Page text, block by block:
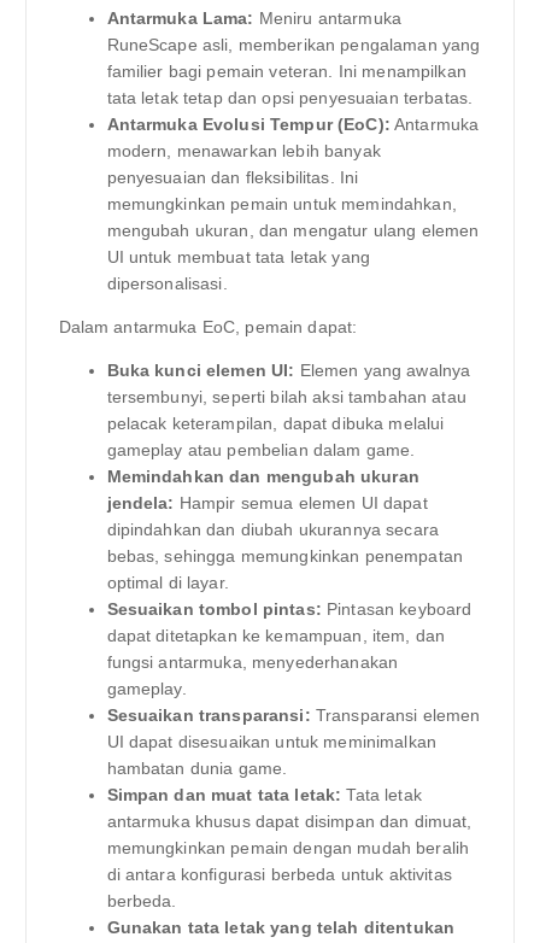
Antarmuka Lama: Meniru antarmuka
RuneScape asli, memberikan pengalaman yang
familier bagi pemain veteran. Ini menampilkan
tata letak tetap dan opsi penyesuaian terbatas.
Antarmuka Evolusi Tempur (EoC): Antarmuka
modern, menawarkan lebih banyak
penyesuaian dan fleksibilitas. Ini
memungkinkan pemain untuk memindahkan,
mengubah ukuran, dan mengatur ulang elemen
UI untuk membuat tata letak yang
dipersonalisasi.
Dalam antarmuka EoC, pemain dapat:
Buka kunci elemen UI: Elemen yang awalnya
tersembunyi, seperti bilah aksi tambahan atau
pelacak keterampilan, dapat dibuka melalui
gameplay atau pembelian dalam game.
Memindahkan dan mengubah ukuran
jendela: Hampir semua elemen UI dapat
dipindahkan dan diubah ukurannya secara
bebas, sehingga memungkinkan penempatan
optimal di layar.
Sesuaikan tombol pintas: Pintasan keyboard
dapat ditetapkan ke kemampuan, item, dan
fungsi antarmuka, menyederhanakan
gameplay.
Sesuaikan transparansi: Transparansi elemen
UI dapat disesuaikan untuk meminimalkan
hambatan dunia game.
Simpan dan muat tata letak: Tata letak
antarmuka khusus dapat disimpan dan dimuat,
memungkinkan pemain dengan mudah beralih
di antara konfigurasi berbeda untuk aktivitas
berbeda.
Gunakan tata letak yang telah ditentukan